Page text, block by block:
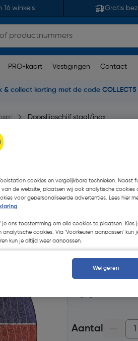
16 winkels Gratis
PRO-kaart Vestigingen Contact
& collect korting met de code COLLECT5
Doorslijpschijf staal/inox
€ 0,68
Selecteer
Selecteer
Aantal
cookies en vergelijkbare technieken. Naast
de website, plaatsen wij ook analytische cookies
voor gepersonaliseerde advertenties. Lees hier
.
ons toestemming om alle cookies te plaatsen. Kies
cookies. Via 'Voorkeuren aanpassen' kun
kun je altijd weer aanpassen.
Weigeren